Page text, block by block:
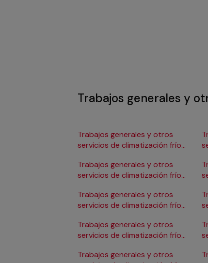
Trabajos generales y
Trabajos generales y otros
servicios de climatización frío
Trabajos generales y otros
servicios de climatización frío
Trabajos generales y otros
servicios de climatización frío
Trabajos generales y otros
servicios de climatización frío
Trabajos generales y otros